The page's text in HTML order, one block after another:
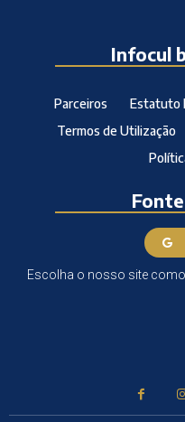
Infocul
Parceiros Estatuto
Termos de Utilização
Escolha o nosso site